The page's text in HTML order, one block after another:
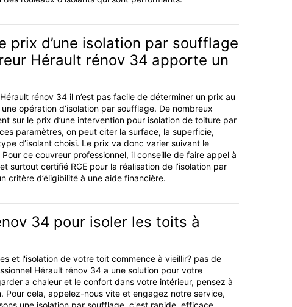
prix d’une isolation par soufflage
Hérault rénov 34 apporte un
rénov 34 il n’est pas facile de déterminer un prix au
opération d’isolation par soufflage. De nombreux
sur le prix d’une intervention pour isolation de toiture par
paramètres, on peut citer la surface, la superficie,
d’isolant choisi. Le prix va donc varier suivant le
ce couvreur professionnel, il conseille de faire appel à
surtout certifié RGE pour la réalisation de l’isolation par
critère d’éligibilité à une aide financière.
34 pour isoler les toits à
et l'isolation de votre toit commence à vieillir? pas de
Hérault rénov 34 a une solution pour votre
a chaleur et le confort dans votre intérieur, pensez à
Pour cela, appelez-nous vite et engagez notre service,